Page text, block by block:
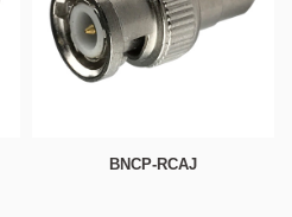
BNCP-RCAJ